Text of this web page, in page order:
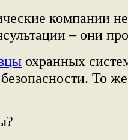
компании
– они
охранных
То